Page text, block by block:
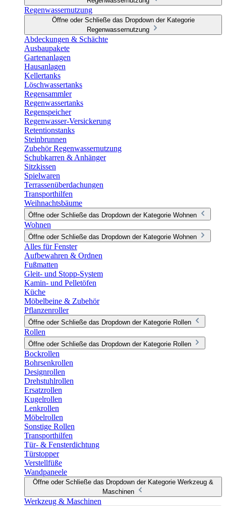
Regenwassernutzung
Öffne oder Schließe das Dropdown der Kategorie
Regenwassernutzung
Abdeckungen & Schächte
Ausbaupakete
Gartenanlagen
Hausanlagen
Kellertanks
Löschwassertanks
Regensammler
Regenwassertanks
Regenspeicher
Regenwasser-Versickerung
Retentionstanks
Steinbrunnen
Zubehör Regenwassernutzung
Schubkarren & Anhänger
Sitzkissen
Spielwaren
Terrassenüberdachungen
Transporthilfen
Weihnachtsbäume
Öffne oder Schließe das Dropdown der Kategorie Wohnen
Wohnen
Öffne oder Schließe das Dropdown der Kategorie Wohnen
Alles für Fenster
Aufbewahren & Ordnen
Fußmatten
Gleit- und Stopp-System
Kamin- und Pelletöfen
Küche
Möbelbeine & Zubehör
Pflanzenroller
Öffne oder Schließe das Dropdown der Kategorie Rollen
Rollen
Öffne oder Schließe das Dropdown der Kategorie Rollen
Bockrollen
Bohrsenkrollen
Designrollen
Drehstuhlrollen
Ersatzrollen
Kugelrollen
Lenkrollen
Möbelrollen
Sonstige Rollen
Transporthilfen
Tür- & Fensterdichtung
Türstopper
Verstellfüße
Wandpaneele
Öffne oder Schließe das Dropdown der Kategorie Werkzeug &
Maschinen
Werkzeug & Maschinen